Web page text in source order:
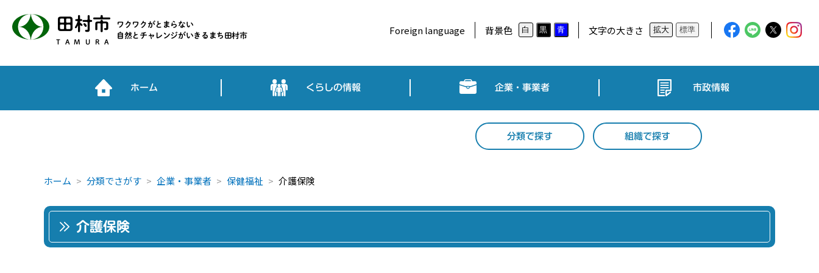
田村市
TAMURA
ワクワクがとまらない
自然とチャレンジがいきるまち田村市
Foreign language 背景色 白 黒 青 文字の大きさ 拡大 標準
ホーム くらしの情報 企業・事業者 市政情報
分類で探す 組織で探す
ホーム 分類でさがす 企業・事業者 保健福祉 介護保険
介護保険